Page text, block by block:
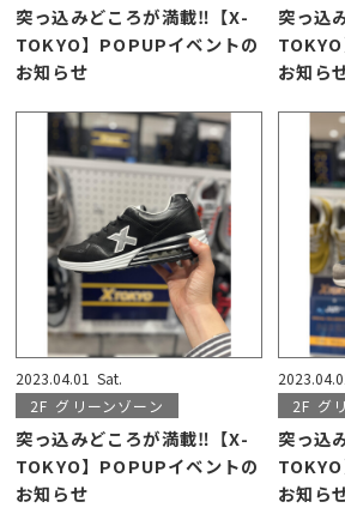
突っ込みどころが満載‼【X-
TOKYO】POPUPイベントの
お知らせ
突っ込
お知ら
2023.04.01 Sat.
2F グリーンゾーン
突っ込みどころが満載‼【X-
TOKYO】POPUPイベントの
お知らせ
2F グ
突っ込
お知ら